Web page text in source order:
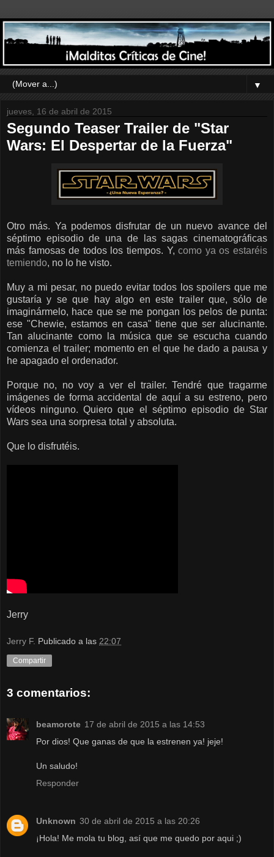
▼
jueves, 16 de abril de 2015
Segundo Teaser Trailer de "Star
Wars: El Despertar de la Fuerza"
Otro más. Ya podemos disfrutar de un nuevo avance del
séptimo episodio de una de las sagas cinematográficas
más famosas de todos los tiempos. Y,como ya os estaréis
temiendo, no lo he visto.
Muy a mi pesar, no puedo evitar todos los spoilers que me
gustaría y se que hay algo en este trailer que, sólo de
imaginármelo, hace que se me pongan los pelos de punta:
ese "Chewie, estamos en casa" tiene que ser alucinante.
Tan alucinante como la música que se escucha cuando
comienza el trailer; momento en el que he dado a pausa y
he apagado el ordenador.
Porque no, no voy a ver el trailer. Tendré que tragarme
imágenes de forma accidental de aquí a su estreno, pero
vídeos ninguno. Quiero que el séptimo episodio de Star
Wars sea una sorpresa total y absoluta.
Que lo disfrutéis.
Jerry
Jerry F. Publicado a las 22:07
Compartir
3 comentarios:
beamorote 17 de abril de 2015 a las 14:53
Por dios! Que ganas de que la estrenen ya! jeje!
Un saludo!
Responder
Unknown 30 de abril de 2015 a las 20:26
¡Hola! Me mola tu blog, así que me quedo por aqui ;)